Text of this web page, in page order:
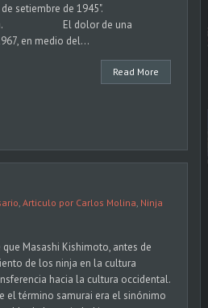
25 de setiembre de 1945".
de una
en medio del...
Read More
Articulo por Carlos Molina Ninja
Masashi Kishimoto, antes de
de los ninja en la cultura
hacia la cultura occidental.
el término samurai era el sinónimo